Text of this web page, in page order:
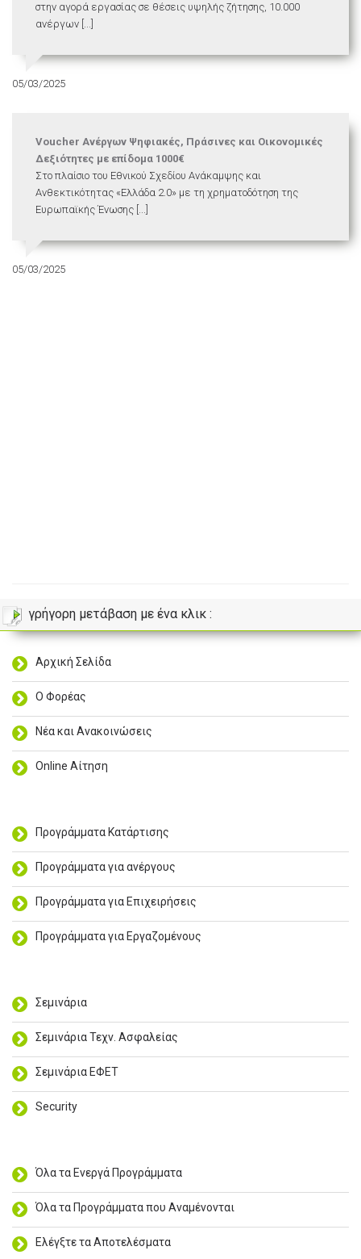
στην αγορά εργασίας σε θέσεις υψηλής ζήτησης, 10.000
ανέργων [...]
05/03/2025
Voucher Ανέργων Ψηφιακές, Πράσινες και Οικονομικές
Δεξιότητες με επίδομα 1000€
Στο πλαίσιο του Εθνικού Σχεδίου Ανάκαμψης και
Ανθεκτικότητας «Ελλάδα 2.0» με τη χρηματοδότηση της
Ευρωπαϊκής Ένωσης [...]
05/03/2025
γρήγορη μετάβαση με ένα κλικ :
Αρχική Σελίδα
Ο Φορέας
Νέα και Ανακοινώσεις
Online Αίτηση
Προγράμματα Κατάρτισης
Προγράμματα για ανέργους
Προγράμματα για Επιχειρήσεις
Προγράμματα για Εργαζομένους
Σεμινάρια
Σεμινάρια Τεχν. Ασφαλείας
Σεμινάρια ΕΦΕΤ
Security
Όλα τα Ενεργά Προγράμματα
Όλα τα Προγράμματα που Αναμένονται
Ελέγξτε τα Αποτελέσματα